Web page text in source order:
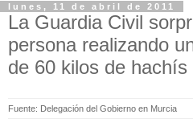
lunes, 11 de abril de 2011
La Guardia Civil
persona realizando
de 60 kilos de hachís
Fuente: Delegación del Gobierno en Murcia